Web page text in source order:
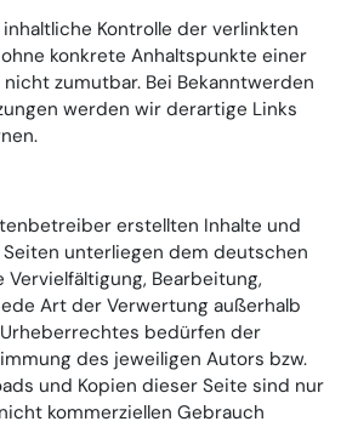
Kontrolle der verlinkten
konkrete Anhaltspunkte einer
zumutbar. Bei Bekanntwerden
werden wir derartige Links
erstellten Inhalte und
unterliegen dem deutschen
Vervielfältigung, Bearbeitung,
Art der Verwertung außerhalb
bedürfen der
des jeweiligen Autors bzw.
und Kopien dieser Seite sind nur
kommerziellen Gebrauch